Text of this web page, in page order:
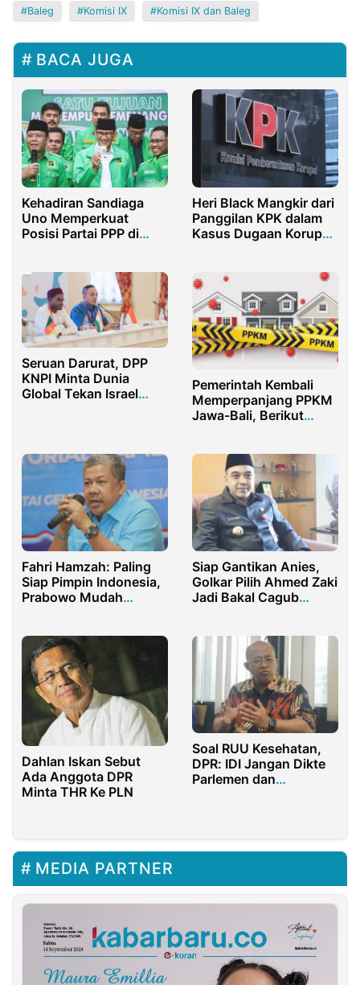
Baleg Komisi IX Komisi IX dan Baleg
BACA JUGA
Kehadiran Sandiaga
Uno Memperkuat
Posisi Partai PPP di
Heri Black Mangkir dari
Panggilan KPK dalam
Kasus Dugaan Korupsi
Seruan Darurat, DPP
KNPI Minta Dunia
Global Tekan Israel
Pemerintah Kembali
Memperpanjang PPKM
Jawa-Bali, Berikut
Fahri Hamzah: Paling
Siap Pimpin Indonesia,
Prabowo Mudah
Siap Gantikan Anies,
Golkar Pilih Ahmed Zaki
Jadi Bakal Cagub
Dahlan Iskan Sebut
Ada Anggota DPR
Minta THR Ke PLN
Soal RUU Kesehatan,
DPR: IDI Jangan Dikte
Parlemen dan
MEDIA PARTNER